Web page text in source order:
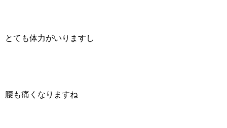
とても体力がいりますし
腰も痛くなりますね